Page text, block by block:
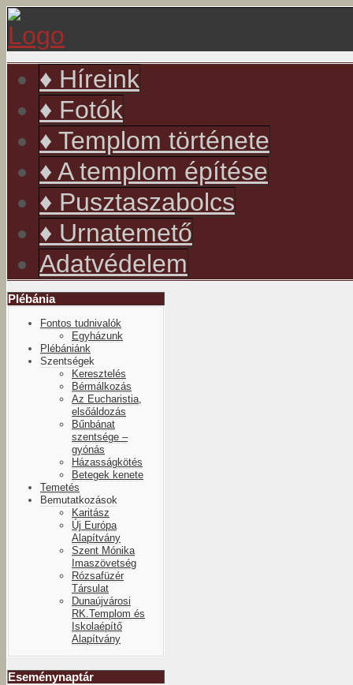
♦ Híreink
♦ Fotók
♦ Templom története
♦ A templom építése
♦ Pusztaszabolcs
♦ Urnatemető
Adatvédelem
Plébánia
Fontos tudnivalók
Egyházunk
Plébániánk
Szentségek
Keresztelés
Bérmálkozás
Az Eucharistia,
elsőáldozás
Bűnbánat
szentsége –
gyónás
Házasságkötés
Betegek kenete
Temetés
Bemutatkozások
Karitász
Új Európa
Alapítvány
Szent Mónika
Imaszövetség
Rózsafüzér
Társulat
Dunaújvárosi
RK.Templom és
Iskolaépítő
Alapítvány
Eseménynaptár
év
hónap
év
hónap